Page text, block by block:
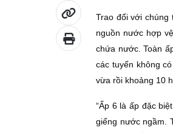
Trao đổi với chúng
nguồn nước hợp
chứa nước. Toàn
các tuyến không
vừa rồi khoảng 10
“Ấp 6 là ấp đặc
giếng nước ngầm.